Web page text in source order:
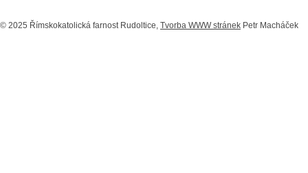
© 2025 Římskokatolická farnost Rudoltice, Tvorba WWW stránek Petr Macháček